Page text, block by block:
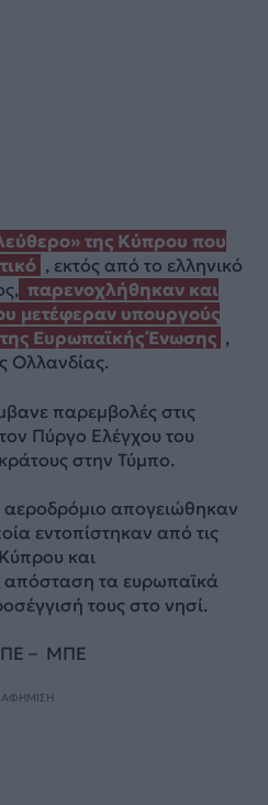
της Κύπρου που
, εκτός από το ελληνικό
παρενοχλήθηκαν και
μετέφεραν υπουργούς
Ευρωπαϊκής Ένωσης ,
Ολλανδίας.
παρεμβολές στις
Πύργο Ελέγχου του
στην Τύμπο.
απογειώθηκαν
εντοπίστηκαν από τις
και
τα ευρωπαϊκά
τους στο νησί.
– ΜΠΕ